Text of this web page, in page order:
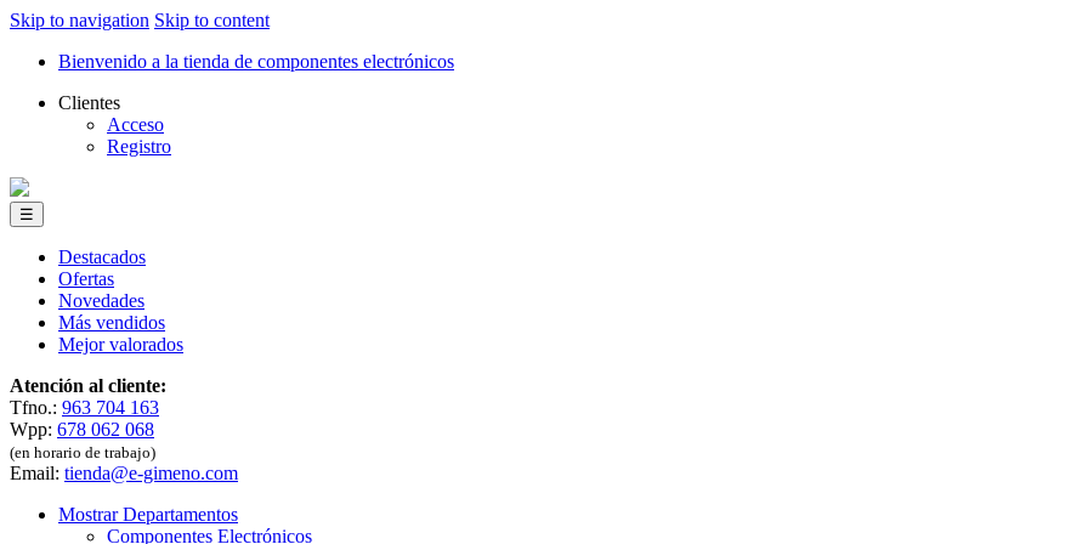
Skip to navigation Skip to content
Bienvenido a la tienda de componentes electrónicos
Clientes
Acceso
Registro
☰
Destacados
Ofertas
Novedades
Más vendidos
Mejor valorados
Atención al cliente:
Tfno.: 963 704 163
Wpp: 678 062 068
(en horario de trabajo)
Email: tienda@e-gimeno.com
Mostrar Departamentos
Componentes Electrónicos